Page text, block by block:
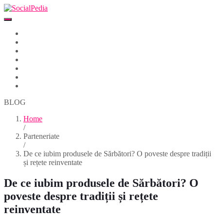
BLOG
Home
/
Parteneriate
/
De ce iubim produsele de Sărbători? O poveste despre tradiții
și rețete reinventate
De ce iubim produsele de Sărbători? O
poveste despre tradiții și rețete
reinventate